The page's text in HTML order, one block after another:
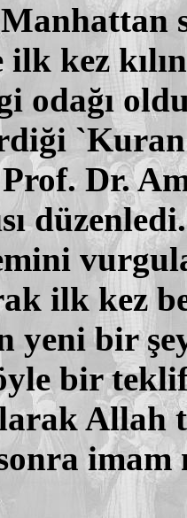
kez
odağı
Dr.
ilk kez
yeni bir
bir teklif
Allah
imam